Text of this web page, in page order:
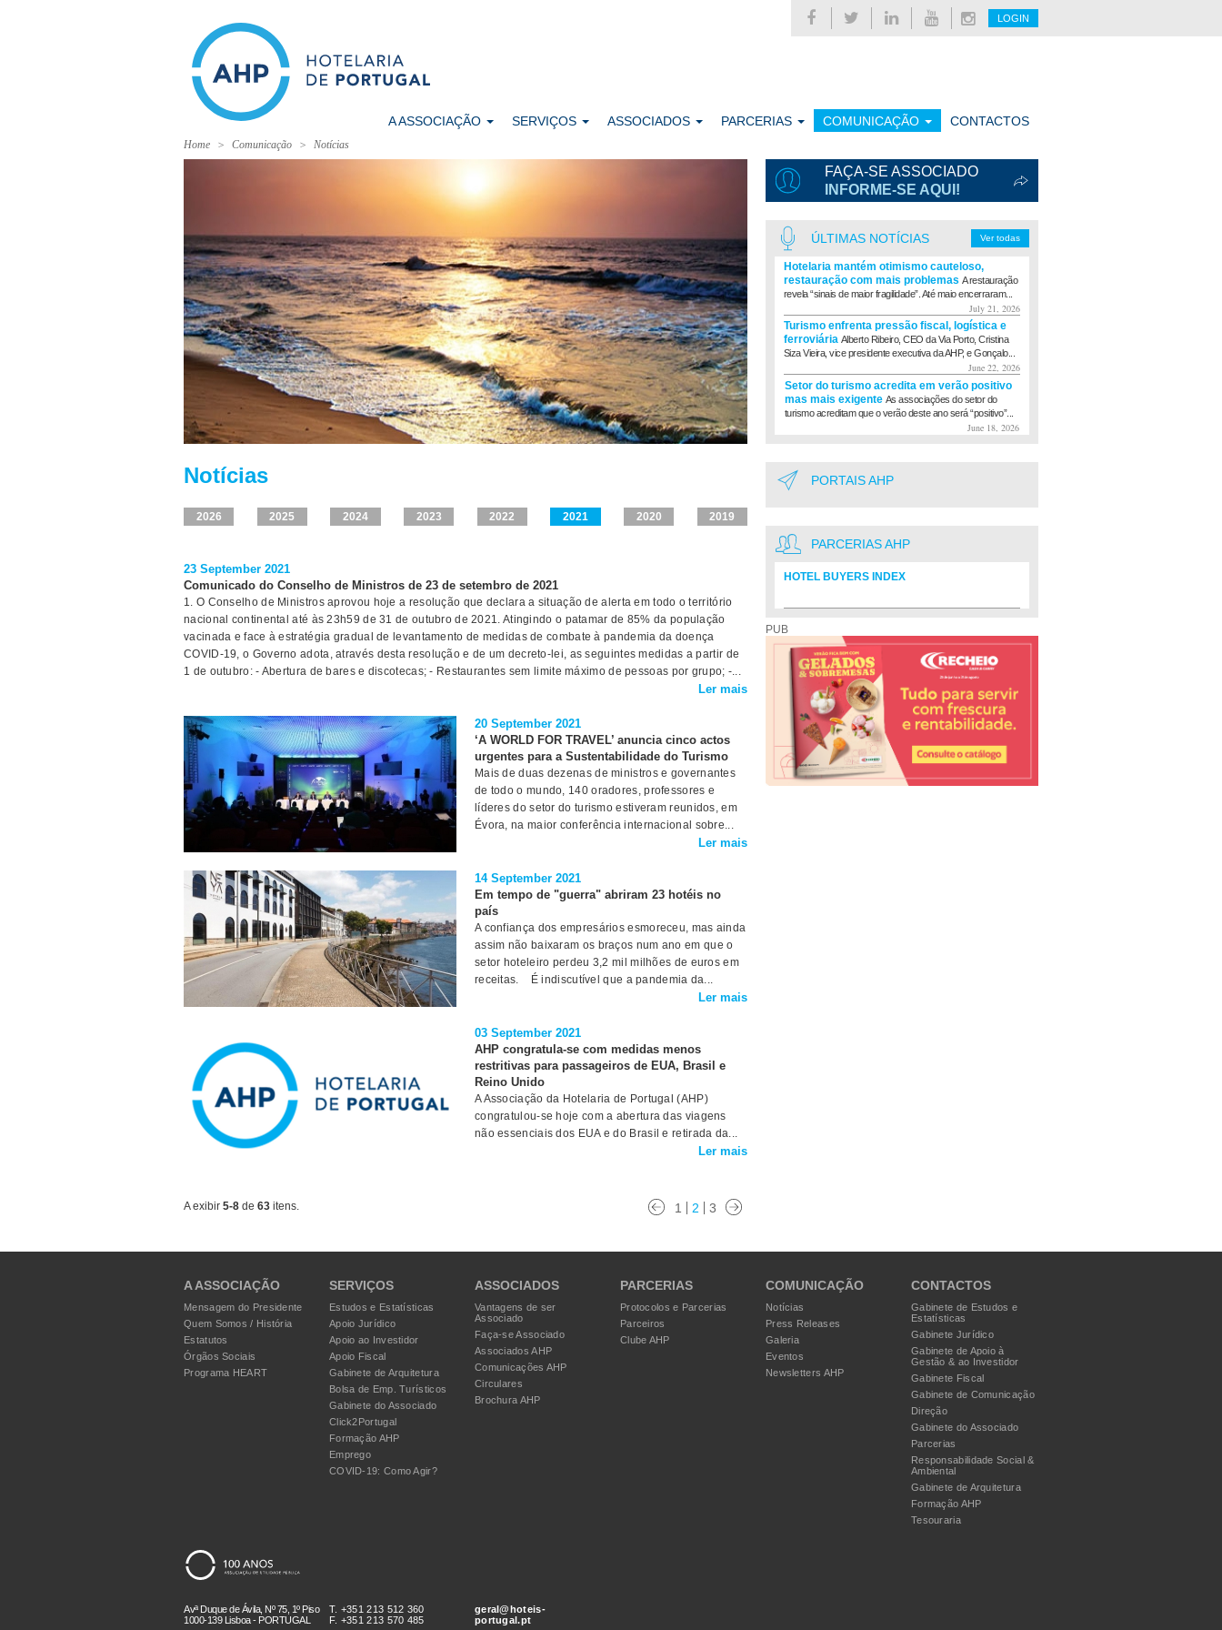
LOGIN
A ASSOCIAÇÃO SERVIÇOS ASSOCIADOS PARCERIAS COMUNICAÇÃO CONTACTOS
Home Comunicação Notícias
Notícias
2026 2025 2024 2023 2022 2021 2020 2019
23 September 2021
Comunicado do Conselho de Ministros de 23 de setembro de 2021
1. O Conselho de Ministros aprovou hoje a resolução que declara a situação de alerta em todo o território
nacional continental até às 23h59 de 31 de outubro de 2021. Atingindo o patamar de 85% da população
vacinada e face à estratégia gradual de levantamento de medidas de combate à pandemia da doença
COVID-19, o Governo adota, através desta resolução e de um decreto-lei, as seguintes medidas a partir de
1 de outubro: - Abertura de bares e discotecas; - Restaurantes sem limite máximo de pessoas por grupo; -...
Ler mais
20 September 2021
‘A WORLD FOR TRAVEL’ anuncia cinco actos
urgentes para a Sustentabilidade do Turismo
Mais de duas dezenas de ministros e governantes
de todo o mundo, 140 oradores, professores e
líderes do setor do turismo estiveram reunidos, em
Évora, na maior conferência internacional sobre...
Ler mais
14 September 2021
Em tempo de "guerra" abriram 23 hotéis no
país
A confiança dos empresários esmoreceu, mas ainda
assim não baixaram os braços num ano em que o
setor hoteleiro perdeu 3,2 mil milhões de euros em
receitas. É indiscutível que a pandemia da...
Ler mais
03 September 2021
AHP congratula-se com medidas menos
restritivas para passageiros de EUA, Brasil e
Reino Unido
A Associação da Hotelaria de Portugal (AHP)
congratulou-se hoje com a abertura das viagens
não essenciais dos EUA e do Brasil e retirada da...
Ler mais
A exibir 5-8 de 63 itens. 1 2 3
FAÇA-SE ASSOCIADO
INFORME-SE AQUI!
Ver todas
ÚLTIMAS NOTÍCIAS
Hotelaria mantém otimismo cauteloso,
restauração com mais problemas A restauração
revela “sinais de maior fragilidade”. Até maio encerraram...
July 21, 2026
Turismo enfrenta pressão fiscal, logística e
ferroviária Alberto Ribeiro, CEO da Via Porto, Cristina
Siza Vieira, vice presidente executiva da AHP, e Gonçalo...
June 22, 2026
Setor do turismo acredita em verão positivo
mas mais exigente As associações do setor do
turismo acreditam que o verão deste ano será “positivo”...
June 18, 2026
PORTAIS AHP
PARCERIAS AHP
HOTEL BUYERS INDEX
PUB
A ASSOCIAÇÃO
Mensagem do Presidente
Quem Somos / História
Estatutos
Órgãos Sociais
Programa HEART
SERVIÇOS
Estudos e Estatísticas
Apoio Jurídico
Apoio ao Investidor
Apoio Fiscal
Gabinete de Arquitetura
Bolsa de Emp. Turísticos
Gabinete do Associado
Click2Portugal
Formação AHP
Emprego
COVID-19: Como Agir?
ASSOCIADOS
Vantagens de ser
Associado
Faça-se Associado
Associados AHP
Comunicações AHP
Circulares
Brochura AHP
PARCERIAS
Protocolos e Parcerias
Parceiros
Clube AHP
COMUNICAÇÃO
Notícias
Press Releases
Galeria
Eventos
Newsletters AHP
CONTACTOS
Gabinete de Estudos e
Estatísticas
Gabinete Jurídico
Gabinete de Apoio à
Gestão & ao Investidor
Gabinete Fiscal
Gabinete de Comunicação
Direção
Gabinete do Associado
Parcerias
Responsabilidade Social &
Ambiental
Gabinete de Arquitetura
Formação AHP
Tesouraria
Avª Duque de Ávila, Nº 75, 1º Piso
1000-139 Lisboa - PORTUGAL
T. +351 213 512 360
F. +351 213 570 485
geral@hoteis-
portugal.pt